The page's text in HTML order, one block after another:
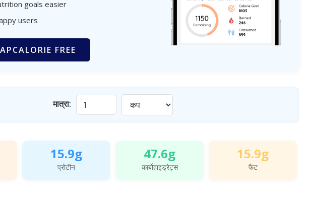
goals easier
users
FREE
मात्रा:
15.9g
प्रोटीन
47.6g
कार्बोहाइड्रेट्स
15.9g
फैट